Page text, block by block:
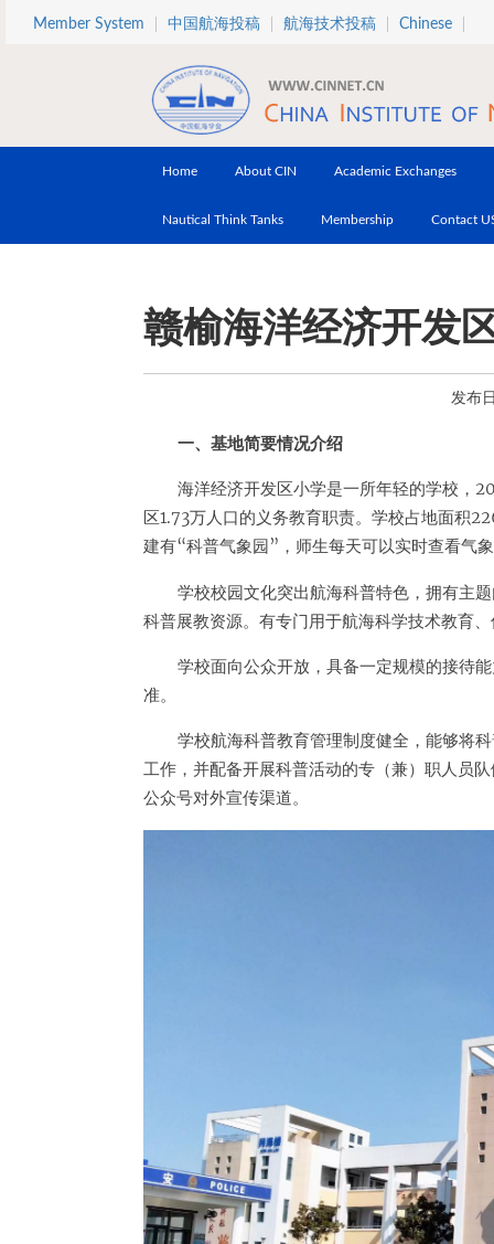
Skip to main content
Member System 中国航海投稿 航海技术投稿 Chinese
Home About CIN Academic Exchanges
Nautical Think Tanks Membership Contact
赣榆海洋经济开发
发布
一、基地简要情况介绍
海洋经济开发区小学是一所年轻的学校，
区1.73万人口的义务教育职责。学校占地面积
建有“科普气象园”，师生每天可以实时查看气
学校校园文化突出航海科普特色，拥有主
科普展教资源。有专门用于航海科学技术教育
学校面向公众开放，具备一定规模的接待
准。
学校航海科普教育管理制度健全，能够将
工作，并配备开展科普活动的专（兼）职人员
公众号对外宣传渠道。